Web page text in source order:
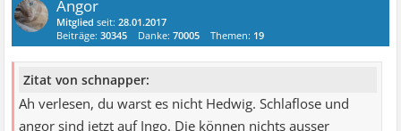
Angor
Mitglied seit:28.01.2017
Beiträge:30345 Danke:70005 Themen: 19
Zitat von schnapper:
Ah verlesen, du warst es nicht Hedwig. Schlaflose und
angor sind jetzt auf Ingo. Die können nichts ausser